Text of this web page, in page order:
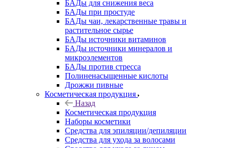
БАДы для снижения веса
БАДы при простуде
БАДы чаи, лекарственные травы и
растительное сырье
БАДы источники витаминов
БАДы источники минералов и
микроэлементов
БАДы против стресса
Полиненасыщенные кислоты
Дрожжи пивные
Косметическая продукция
Назад
Косметическая продукция
Наборы косметики
Средства для эпиляции/депиляции
Средства для ухода за волосами